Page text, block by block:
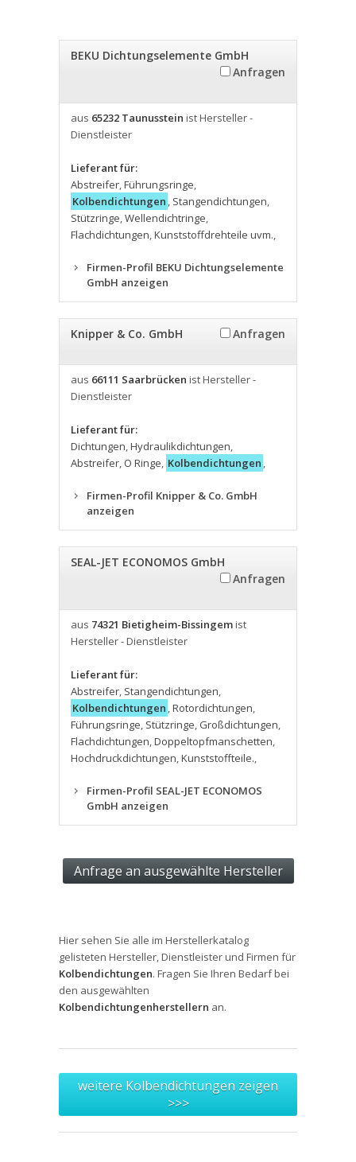
BEKU Dichtungselemente GmbH
Anfragen
aus 65232 Taunusstein ist Hersteller -
Dienstleister
Lieferant für:
Abstreifer,Führungsringe,
Kolbendichtungen , Stangendichtungen,
Stützringe,Wellendichtringe,
Flachdichtungen,Kunststoffdrehteile uvm.,
Firmen-Profil BEKU Dichtungselemente
GmbH anzeigen
Knipper & Co. GmbH Anfragen
aus 66111 Saarbrücken ist Hersteller -
Dienstleister
Lieferant für:
Dichtungen,Hydraulikdichtungen,
Abstreifer, O Ringe, Kolbendichtungen ,
Firmen-Profil Knipper & Co. GmbH
anzeigen
SEAL-JET ECONOMOS GmbH
Anfragen
aus 74321 Bietigheim-Bissingemist
Hersteller - Dienstleister
Lieferant für:
Abstreifer, Stangendichtungen,
Kolbendichtungen ,Rotordichtungen,
Führungsringe, Stützringe, Großdichtungen,
Flachdichtungen,Doppeltopfmanschetten,
Hochdruckdichtungen,Kunststoffteile.,
Firmen-Profil SEAL-JET ECONOMOS
GmbH anzeigen
Hier sehen Sie alle im Herstellerkatalog
gelisteten Hersteller, Dienstleister und Firmen für
Kolbendichtungen. Fragen Sie Ihren Bedarf bei
den ausgewählten
Kolbendichtungenherstellern an.
weitere Kolbendichtungen zeigen
>>>